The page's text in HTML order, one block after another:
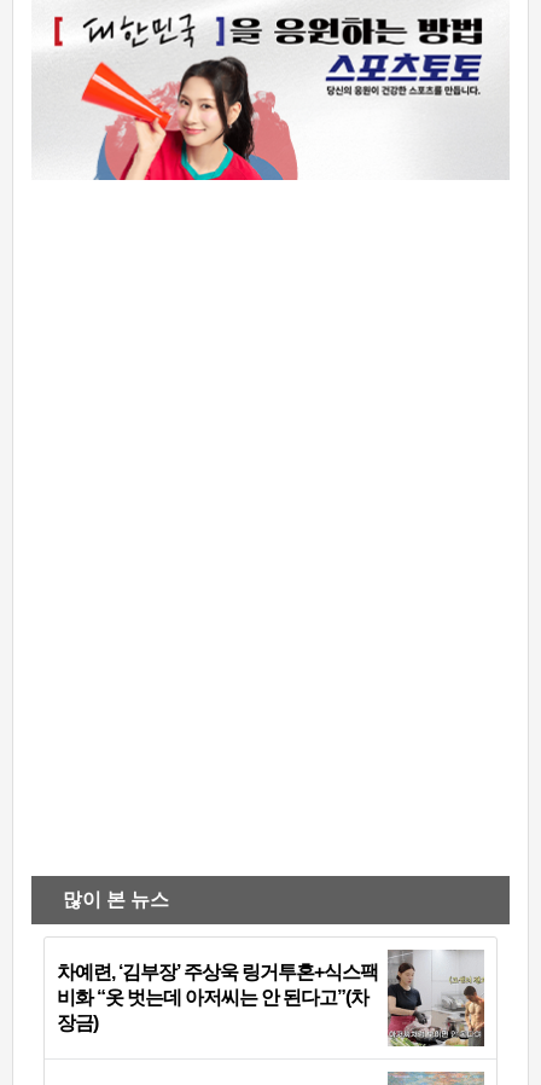
많이 본 뉴스
차예련, ‘김부장’ 주상욱 링거투혼+식스팩
비화 “옷 벗는데 아저씨는 안 된다고”(차
장금)